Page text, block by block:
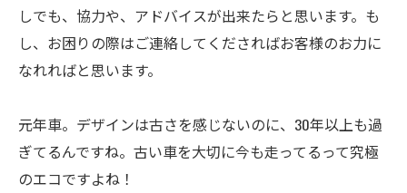
しでも、協力や、アドバイスが出来たらと思います。も
し、お困りの際はご連絡してくださればお客様のお力に
なれればと思います。
元年車。デザインは古さを感じないのに、30年以上も過
ぎてるんですね。古い車を大切に今も走ってるって究極
のエコですよね！